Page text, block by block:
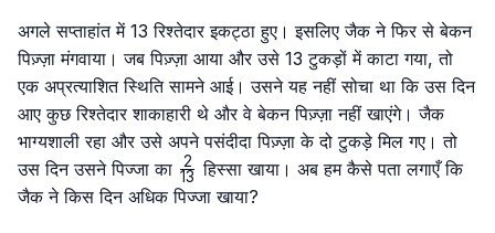
अगले सप्ताहांत में 13 रिश्तेदार इकट्ठा हुए। इसलिए जैक ने फिर से बेकन
पिज़्ज़ा मंगवाया। जब पिज़्ज़ा आया और उसे 13 टुकड़ों में काटा गया, तो
एक अप्रत्याशित स्थिति सामने आई। उसने यह नहीं सोचा था कि उस दिन
आए कुछ रिश्तेदार शाकाहारी थे और वे बेकन पिज़्ज़ा नहीं खाएंगे। जैक
भाग्यशाली रहा और उसे अपने पसंदीदा पिज़्ज़ा के दो टुकड़े मिल गए। तो
उस दिन उसने पिज्जा का \frac{2}
{13}
13
2
हिस्सा खाया। अब हम कैसे पता लगाएँ कि
जैक ने किस दिन अधिक पिज्जा खाया?